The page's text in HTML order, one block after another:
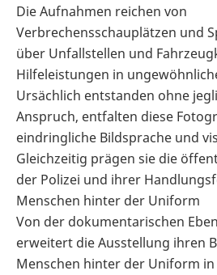
Die Aufnahmen reichen von
Verbrechensschauplätzen und
über Unfallstellen und
Hilfeleistungen in
Ursächlich entstanden ohne
Anspruch, entfalten diese
eindringliche Bildsprache und
Gleichzeitig prägen sie die
der Polizei und ihrer
Menschen hinter der Uniform
Von der dokumentarischen
erweitert die Ausstellung ihren
Menschen hinter der Uniform